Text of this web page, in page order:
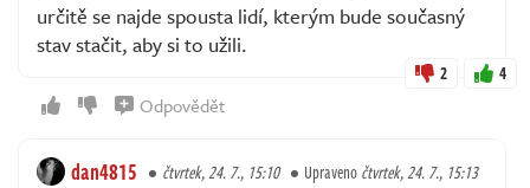
určitě se najde spousta lidí, kterým bude současný
stav stačit, aby si to užili.
2 4
Odpovědět
dan4815 čtvrtek, 24. 7., 15:10 Upravenočtvrtek, 24. 7., 15:13